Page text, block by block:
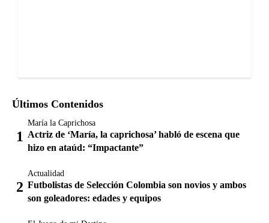
Últimos Contenidos
María la Caprichosa
Actriz de ‘María, la caprichosa’ habló de escena que
hizo en ataúd: “Impactante”
Actualidad
Futbolistas de Selección Colombia son novios y ambos
son goleadores: edades y equipos